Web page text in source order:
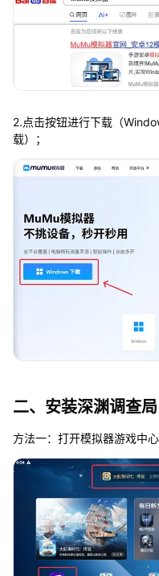
2.点击按钮进行下载（
载）；
二、安装深渊调查局
方法一：打开模拟器游戏中